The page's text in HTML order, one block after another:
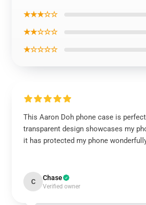
★★★☆☆
★★☆☆☆
★☆☆☆☆
This Aaron Doh phone case is
transparent design showcases my
it has protected my phone
C Chase
Verified owner